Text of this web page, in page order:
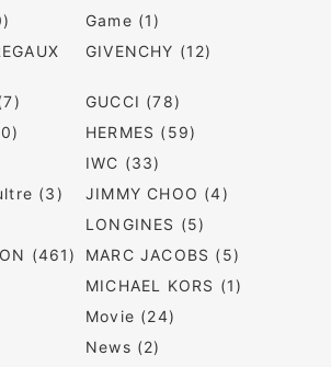
Game (1)
GIVENCHY (12)
GUCCI (78)
HERMES (59)
IWC (33)
(3)
JIMMY CHOO (4)
LONGINES (5)
(461)
MARC JACOBS (5)
MICHAEL KORS (1)
Movie (24)
News (2)